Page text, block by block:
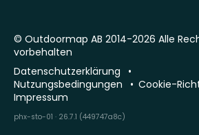
© Outdoormap AB 2014-2026 Alle
vorbehalten
Datenschutzerklärung
Nutzungsbedingungen
Cookie-
Impressum
phx-sto-01 · 26.7.1 (449747a8c)